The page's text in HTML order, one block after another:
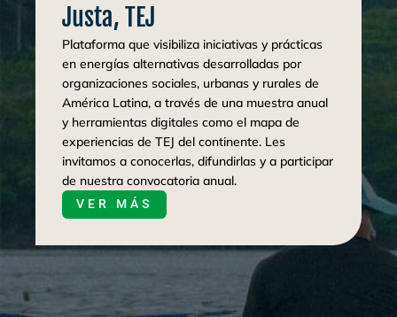
Justa, TEJ
Plataforma que visibiliza iniciativas y prácticas
en energías alternativas desarrolladas por
organizaciones sociales, urbanas y rurales de
América Latina, a través de una muestra anual
y herramientas digitales como el mapa de
experiencias de TEJ del continente. Les
invitamos a conocerlas, difundirlas y a participar
de nuestra convocatoria anual.
VER MÁS